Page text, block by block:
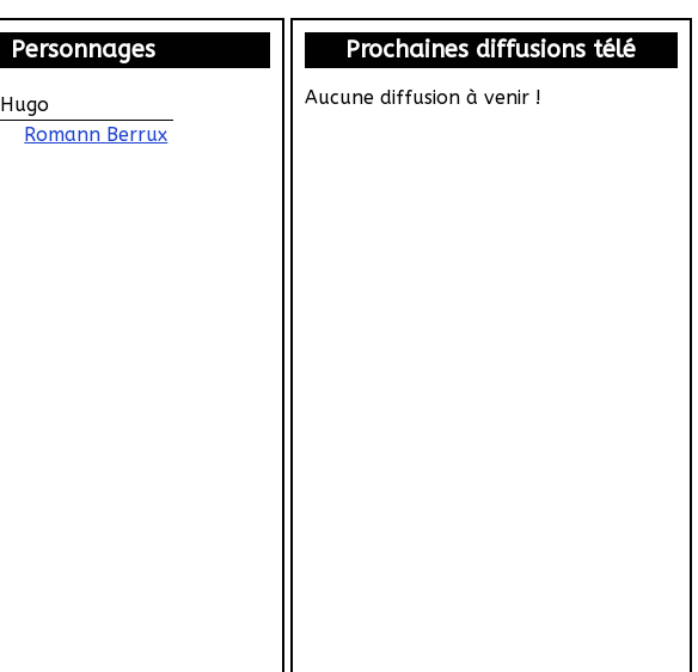
Personnages
Hugo
Romann Berrux
Prochaines diffusions télé
Aucune diffusion à venir !